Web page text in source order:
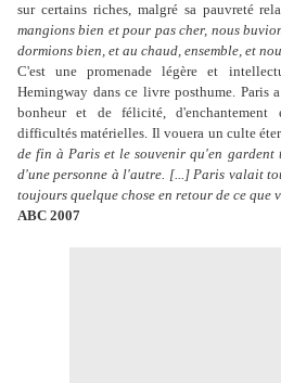
sur certains riches, malgré sa pauvreté
mangions bien et pour pas cher, nous
dormions bien, et au chaud, ensemble, et
C'est une promenade légère et
Hemingway dans ce livre posthume. Paris
bonheur et de félicité, d'enchantement
difficultés matérielles. Il vouera un culte
de fin à Paris et le souvenir qu'en gardent
d'une personne à l'autre. [...] Paris valait
toujours quelque chose en retour de ce que
ABC 2007